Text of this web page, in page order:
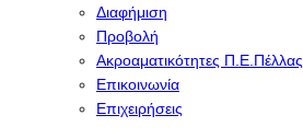
Διαφήμιση
Προβολή
Ακροαματικότητες Π.Ε.Πέλλας
Επικοινωνία
Επιχειρήσεις